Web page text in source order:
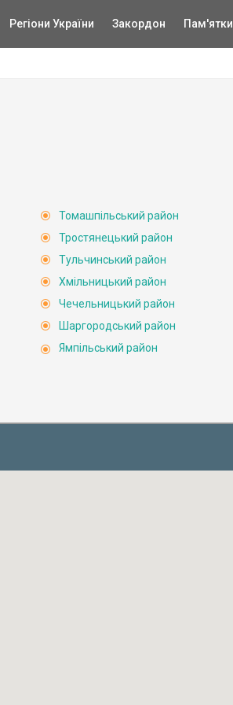
Регіони України Закордон Пам'ятки
Томашпільський район
Тростянецький район
Тульчинський район
Хмільницький район
Чечельницький район
Шаргородський район
Ямпільський район